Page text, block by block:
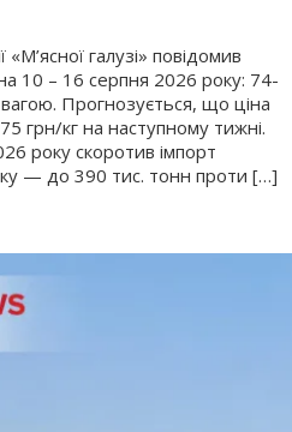
«М’ясної галузі» повідомив
10 – 16 серпня 2026 року: 74-
Прогнозується, що ціна
грн/кг на наступному тижні.
року скоротив імпорт
— до 390 тис. тонн проти […]